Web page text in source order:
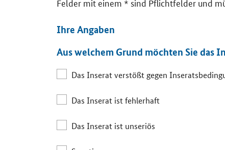
Felder mit einem * sind Pflichtfelder und
Ihre Angaben
Aus welchem Grund möchten Sie das
Das Inserat verstößt gegen
Das Inserat ist fehlerhaft
Das Inserat ist unseriös